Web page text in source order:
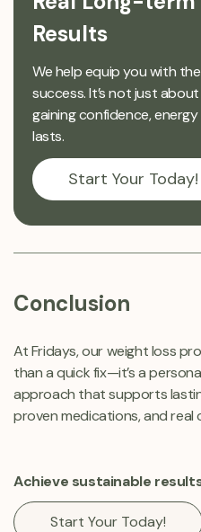
Results
We help equip you with
success. It’s not just
gaining confidence,
lasts.
Start Your Today!
Conclusion
At Fridays, our weight loss
than a quick fix—it’s a
approach that supports
proven medications, and
Achieve sustainable
Start Your Today!